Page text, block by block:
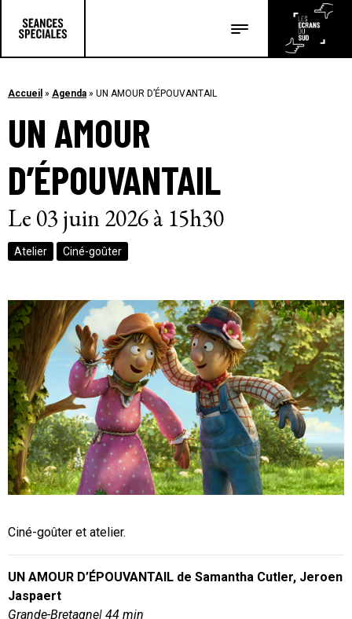
Les articles
Accueil » Agenda » UN AMOUR D’ÉPOUVANTAIL
UN AMOUR
D’ÉPOUVANTAIL
Le 03 juin 2026 à 15h30
Atelier Ciné-goûter
Ciné-goûter et atelier.
UN AMOUR D’ÉPOUVANTAIL de Samantha Cutler, Jeroen
Jaspaert
Grande-Bretagne| 44 min